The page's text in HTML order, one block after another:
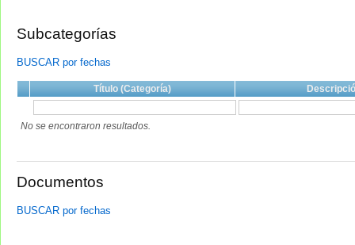
Subcategorías
BUSCAR por fechas
Título (Categoría)
No se encontraron resultados.
Documentos
BUSCAR por fechas